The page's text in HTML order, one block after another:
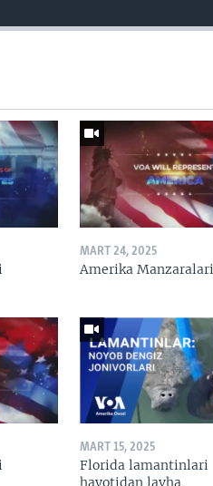
MART 24, 2025
Amerika Manzaralari
MART 15, 2025
Florida lamantinlari
hayotidan lavha